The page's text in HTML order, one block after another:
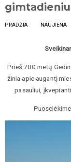
PRADŽIA NAUJIENA
Prieš 700 metų
žinia apie augantį
pasauliui,